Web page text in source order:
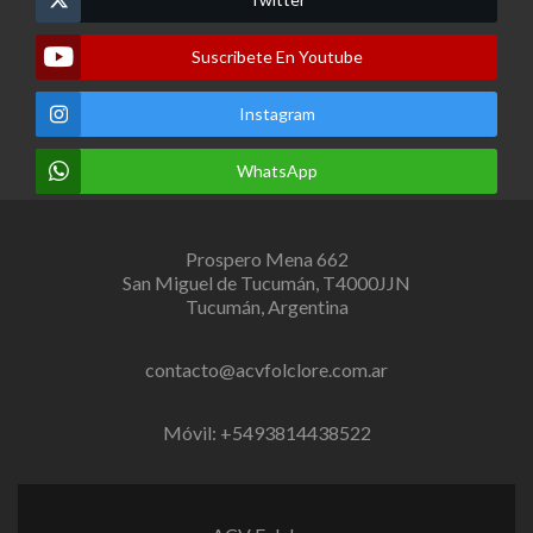
Suscribete En Youtube
Instagram
WhatsApp
Prospero Mena 662
San Miguel de Tucumán, T4000JJN
Tucumán, Argentina
contacto@acvfolclore.com.ar
Móvil: +5493814438522